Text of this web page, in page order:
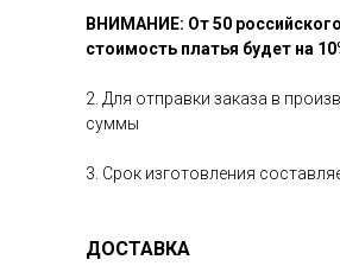
ВНИМАНИЕ: От 50
стоимость платья будет на
2. Для отправки заказа в
суммы
3. Срок изготовления
ДОСТАВКА